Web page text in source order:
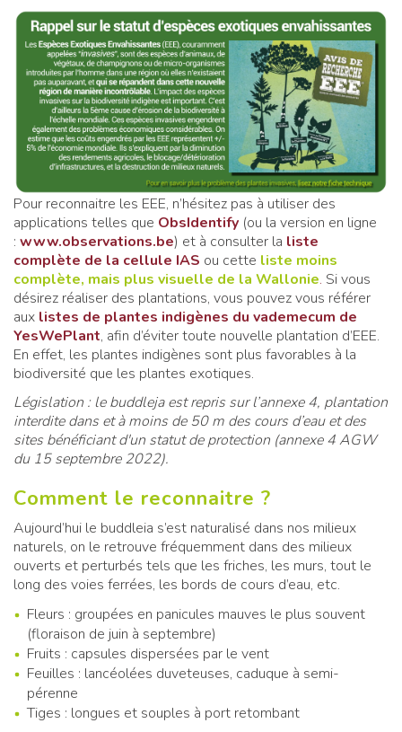
Pour reconnaitre les EEE, n’hésitez pas à utiliser des
applications telles que ObsIdentify (ou la version en ligne
: www.observations.be) et à consulter la liste
complète de la cellule IAS ou cette liste moins
complète, mais plus visuelle de la Wallonie. Si vous
désirez réaliser des plantations, vous pouvez vous référer
aux listes de plantes indigènes du vademecum de
YesWePlant, afin d’éviter toute nouvelle plantation d’EEE.
En effet, les plantes indigènes sont plus favorables à la
biodiversité que les plantes exotiques.
Législation : le buddleja est repris sur l’annexe 4, plantation
interdite dans et à moins de 50 m des cours d’eau et des
sites bénéficiant d'un statut de protection (annexe 4 AGW
du 15 septembre 2022).
Comment le reconnaitre ?
Aujourd’hui le buddleia s’est naturalisé dans nos milieux
naturels, on le retrouve fréquemment dans des milieux
ouverts et perturbés tels que les friches, les murs, tout le
long des voies ferrées, les bords de cours d’eau, etc.
Fleurs : groupées en panicules mauves le plus souvent
(floraison de juin à septembre)
Fruits : capsules dispersées par le vent
Feuilles : lancéolées duveteuses, caduque à semi-
pérenne
Tiges : longues et souples à port retombant